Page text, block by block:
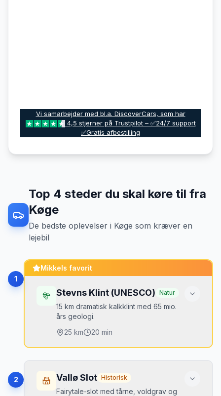
Vi samarbejder med bl.a. DiscoverCars, som har
4,5 stjerner på Trustpilot – ✅24/7 support
✅Gratis afbestilling
Top 4 steder du skal køre til fra
Køge
De bedste oplevelseri Køge som kræver en
lejebil
1
Mikkels favorit
Stevns Klint (UNESCO) Natur
15 km dramatisk kalkklint med 65 mio.
års geologi.
25 km 20 min
• Højerup Gamle Kirke
Koldkrigsmuseum Stevnsfortet
2 Vallø Slot Historisk
Fairytale-slot med tårne, voldgrav og